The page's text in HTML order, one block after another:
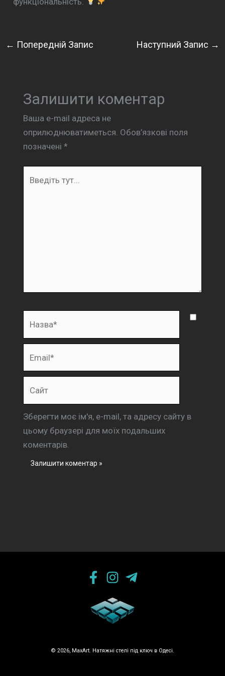
← Попередній Запис Наступний Запис →
Залишити коментар
Ваша e-mail адреса не
оприлюднюватиметься. Обов’язкові поля
позначені *
Зберегти моє ім'я, e-mail, та адресу сайту в
цьому браузері для моїх подальших
коментарів.
© 2026, MaxArt. Натяжні стелі під ключ в Одесі.